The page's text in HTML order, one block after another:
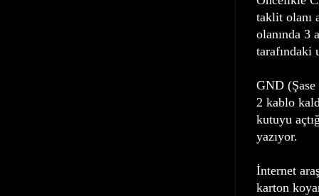
taklit olanı
olanında 3
tarafındaki
GND
2 kablo
kutuyu
yazıyor.
İnternet
karton